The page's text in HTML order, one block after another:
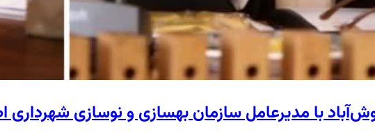
با مدیرعامل سازمان بهسازی و نوسازی شهرداری